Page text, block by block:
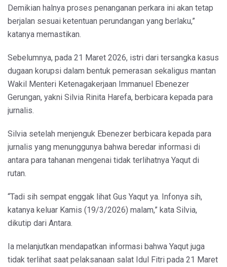
Demikian halnya proses penanganan perkara ini akan tetap
berjalan sesuai ketentuan perundangan yang berlaku,”
katanya memastikan.
Sebelumnya, pada 21 Maret 2026, istri dari tersangka kasus
dugaan korupsi dalam bentuk pemerasan sekaligus mantan
Wakil Menteri Ketenagakerjaan Immanuel Ebenezer
Gerungan, yakni Silvia Rinita Harefa, berbicara kepada para
jurnalis.
Silvia setelah menjenguk Ebenezer berbicara kepada para
jurnalis yang menunggunya bahwa beredar informasi di
antara para tahanan mengenai tidak terlihatnya Yaqut di
rutan.
“Tadi sih sempat enggak lihat Gus Yaqut ya. Infonya sih,
katanya keluar Kamis (19/3/2026) malam,” kata Silvia,
dikutip dari Antara.
Ia melanjutkan mendapatkan informasi bahwa Yaqut juga
tidak terlihat saat pelaksanaan salat Idul Fitri pada 21 Maret